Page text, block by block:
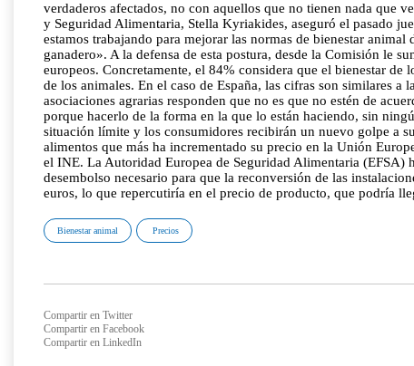
verdaderos afectados, no con aquellos que no tienen nada que
y Seguridad Alimentaria, Stella Kyriakides, aseguró el pasado
estamos trabajando para mejorar las normas de bienestar
ganadero». A la defensa de esta postura, desde la Comisión le
europeos. Concretamente, el 84% considera que el bienestar
de los animales. En el caso de España, las cifras son similares
asociaciones agrarias responden que no es que no estén de
porque hacerlo de la forma en la que lo están haciendo, sin
situación límite y los consumidores recibirán un nuevo golpe a
alimentos que más ha incrementado su precio en la Unión
el INE. La Autoridad Europea de Seguridad Alimentaria (EFSA)
desembolso necesario para que la reconversión de las
euros, lo que repercutiría en el precio de producto, que podría
Bienestar animal Precios
Compartir en Twitter
Compartir en Facebook
Compartir en LinkedIn